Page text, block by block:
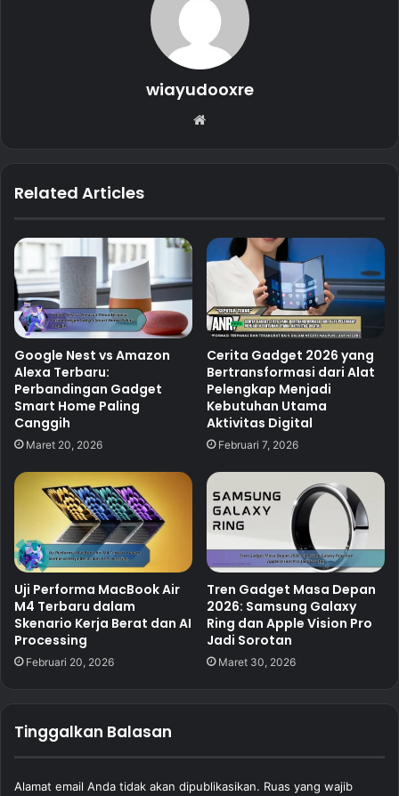
wiayudooxre
Related Articles
Google Nest vs Amazon
Alexa Terbaru:
Perbandingan Gadget
Smart Home Paling
Canggih
Maret 20, 2026
Cerita Gadget 2026 yang
Bertransformasi dari Alat
Pelengkap Menjadi
Kebutuhan Utama
Aktivitas Digital
Februari 7, 2026
Uji Performa MacBook Air
M4 Terbaru dalam
Skenario Kerja Berat dan AI
Processing
Februari 20, 2026
Tren Gadget Masa Depan
2026: Samsung Galaxy
Ring dan Apple Vision Pro
Jadi Sorotan
Maret 30, 2026
Tinggalkan Balasan
Alamat email Anda tidak akan dipublikasikan. Ruas yang wajib